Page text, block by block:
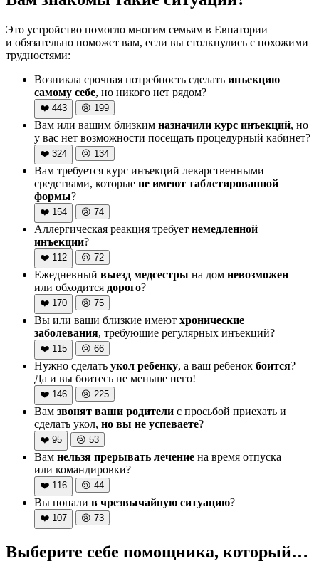
Это устройство помогло многим семьям в Евпатории
и обязательно поможет вам, если вы столкнулись с похожими
трудностями:
Возникла срочная потребность сделать инъекцию
самому себе, но никого нет рядом?
❤️ 443 😢 199
Вам или вашим близким назначили курс инъекций, но
у вас нет возможности посещать процедурный кабинет?
❤️ 324 😢 134
Вам требуется курс инъекций лекарственными
средствами, которые не имеют таблетированной
формы?
❤️ 154 😢 74
Аллергическая реакция требует немедленной
инъекции?
❤️ 112 😢 72
Ежедневный выезд медсестры на дом невозможен
или обходится дорого?
❤️ 170 😢 75
Вы или ваши близкие имеют хронические
заболевания, требующие регулярных инъекций?
❤️ 115 😢 66
Нужно сделать укол ребенку, а ваш ребенок боится?
Да и вы боитесь не меньше него!
❤️ 146 😢 225
Вам звонят ваши родители с просьбой приехать и
сделать укол, но вы не успеваете?
❤️ 95 😢 53
Вам нельзя прерывать лечение на время отпуска
или командировки?
❤️ 116 😢 44
Вы попали в чрезвычайную ситуацию?
❤️ 107 😢 73
Выберите себе помощника, который…